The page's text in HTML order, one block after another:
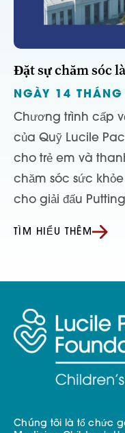
Đặt sự chăm sóc
NGÀY 14
Chương trình cấp
của Quỹ Lucile
cho trẻ em và
chăm sóc sức
cho giải đấu
TÌM HIỂU THÊM
Chúng tôi là tổ chức